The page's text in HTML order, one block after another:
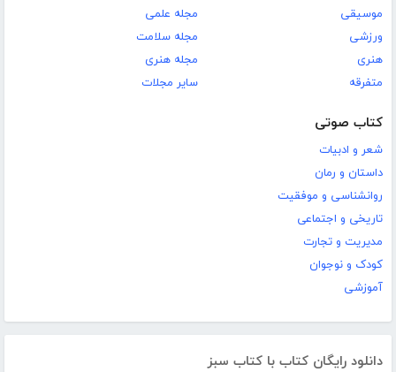
موسیقی
ورزشی
هنری
متفرقه
مجله علمی
مجله سلامت
مجله هنری
سایر مجلات
کتاب صوتی
شعر و ادبیات
داستان و رمان
روانشناسی و موفقیت
تاریخی و اجتماعی
مدیریت و تجارت
کودک و نوجوان
آموزشی
دانلود رایگان کتاب با کتاب سبز